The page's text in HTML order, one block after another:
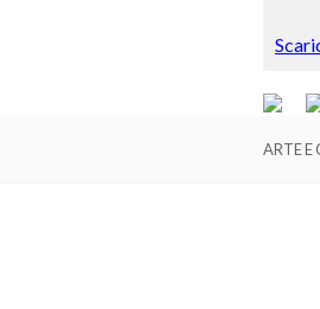
ARTE E